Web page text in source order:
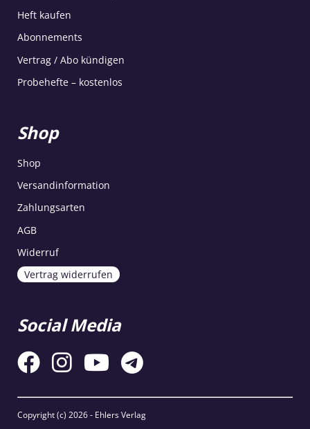
Heft kaufen
Abonnements
Vertrag / Abo kündigen
Probehefte – kostenlos
Shop
Shop
Versandinformation
Zahlungsarten
AGB
Widerruf
Vertrag widerrufen
Social Media
Copyright (c) 2026 - Ehlers Verlag